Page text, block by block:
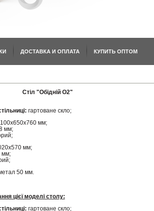
ДОСТАВКА И ОПЛАТА КУПИТЬ ОПТОМ
Стіл "Обідній O2"
гартоване скло;
мм;
мм;
мм;
мм;
50 мм.
цієї моделі столу:
гартоване скло;